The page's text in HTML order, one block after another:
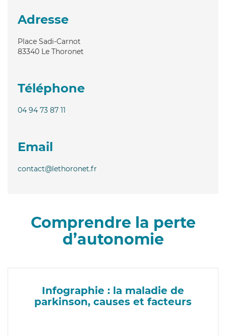
Adresse
Place Sadi-Carnot
83340 Le Thoronet
Téléphone
04 94 73 87 11
Email
contact@lethoronet.fr
Comprendre la perte
d’autonomie
Infographie : la maladie de
parkinson, causes et facteurs